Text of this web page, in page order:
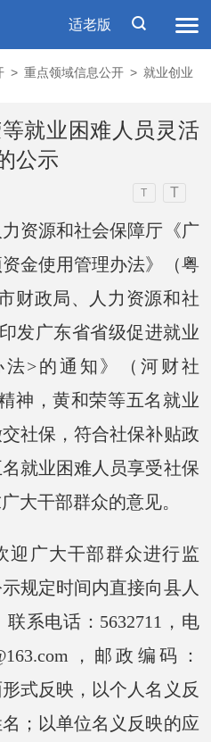
适老版
> 重点领域信息公开 > 就业创业
就业困难人员灵活
公示
T T
资源和社会保障厅《广
金使用管理办法》（粤
财政局、人力资源和社
发广东省省级促进就业
>的通知》（河财社
神，黄和荣等五名就业
社保，符合社保补贴政
名就业困难人员享受社保
大干部群众的意见。
迎广大干部群众进行监
规定时间内直接向县人
系电话： 5632711，电
，邮政编码：
式反映，以个人名义反
；以单位名义反映的应